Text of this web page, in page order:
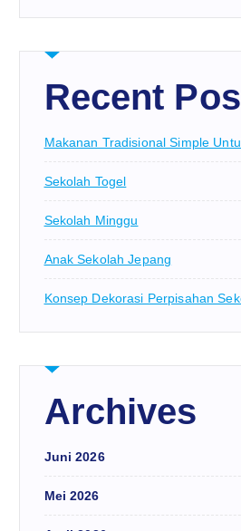
Recent
Makanan Tradisional Simple
Sekolah Togel
Sekolah Minggu
Anak Sekolah Jepang
Konsep Dekorasi Perpisahan
Archives
Juni 2026
Mei 2026